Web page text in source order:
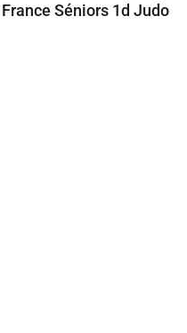
Séniors 1d Judo